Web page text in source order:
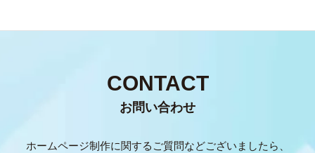
CONTACT
お問い合わせ
ホームページ制作に関するご質問などございましたら、